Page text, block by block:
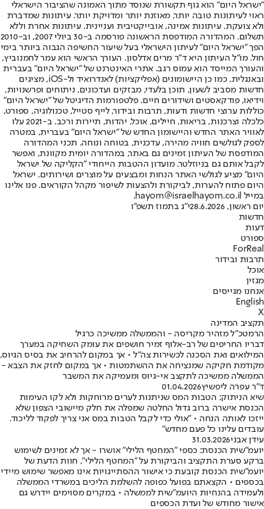
"ישראל היום" הוא גוף תקשורת שנוסד מתוך האמונה שהציבור הישראלי
ראוי לעיתונות טובה יותר, מאוזנת יותר ומדויקת יותר. עיתונות שמדברת
ולא צועקת. עיתונות אמינה, אובייקטיבית ועניינית. עיתונות אחרת וללא
תשלום. המהדורה המודפסת הראשונה פורסמה ב-30 ביולי 2007, וב-2010
הפך "ישראל היום" לעיתון הישראלי בעל שיעור החשיפה הגבוה ביותר בימי
חול. מו"ל העיתון היא ד"ר מרים אדלסון. העורך הראשי הוא עמר לחמנוביץ,
והעורך המייסד הוא עמוס רגב. אתרי האינטרנט של "ישראל היום" בעברית
ובאנגלית, כמו כן היישומונים (אפליקציות) לאנדרואיד ול-iOS, מציגים
חדשות מסביב לשעון, תוכן בלעדי, מבזקים ועדכונים, ניתוחים ופרשנויות,
וידיאו, פודקאסטים ושידורים חיים. פלטפורמות הדיגיטל של "ישראל היום"
כוללות ערוצי חדשות ודעות, תרבות ובידור, לייף סטייל, טכנולוגיה, ספורט,
כלכלה וצרכנות, בריאות, חיילים, אוכל, יהדות, תיירות ורכב. ב-2021 עלו
לאוויר האתר החדש והיישומון החדש של "ישראל היום" בעברית, במטרה
לספק לגולשים חוויה מהירה, עדכנית, בטוחה ונוחה. תכני המהדורה
המודפסת של העיתון זמינים גם באתר, במהדורה יומית מקוונת, ואפשר
לקבל אותם גם בניוזלטר. מועדון ההטבות הייחודי "הקליקה של ישראל
היום" מציע לגולשי האתר הנחות ומבצעים על מוצרים ושירותים. ישראל
היום פתוח להערות, לביקורת ולהצעות לשיפור מקהל הקוראים. פנו אלינו
במייל hayom@israelhayom.co.il.
יום ראשון, 28.6.2026
י"ג בתמוז תשפ"ו
חדשות
דעות
ספורט
ForReal
תרבות ובידור
אוכל
מגזין
אנחנו מגייסים
English
X
תקציב המדינה
הרמטכ"ל מזהיר מקריסה - והממשלה ממשיכה כרגיל
דבריו החריפים של רב-אלוף זמיר חושפים את עומק השחיקה במערך
המילואים ואת הסכנה לכשירות צה"ל • אך במקום להרחיב את בסיס הגיוס,
מקודמת חקיקה שמנציחה את ההשתמטות • אך במקום לחזק את הצבא -
הממשלה ממשיכה לתקצב אי-גיוס ומעמיקה את המשבר
ד"ר עפרה ליפשיץ01.04.2026
שיא הניתוק: הטבות המס שניתנות לערים מרוחקות ולא לקו העימות
הכנסת אישרה ברוב גדול החלטה שמפלה את חלק מיישובי הצפון שלא
ייזכו לאותה הנחה • "אולי כדי לקבל הטבות במס אני צריך לפקוד לליכוד.
עובדים עלינו כל פעם מחדש"
עידן אבני31.03.2026
יועמ"שית הכנסת: כספי "המחטף הלילי" אושרו - אך לא זמינים לשימוש
ברקע סערת התקציב והביקורת על "המחטף הלילי", חוות הדעת של
יועמ"שית הכנסת קובעת כי אישור ההסתייגויות אינו מאפשר שימוש מיידי
בכספים • הקצאתם בפועל כפופה להשלמת הליכים במשרדי הממשלה
ולעמידה בהנחיות היועמ"שית לממשלה • במקרים מסוימים יידרש גם
אישור מחודש של ועדת הכספים